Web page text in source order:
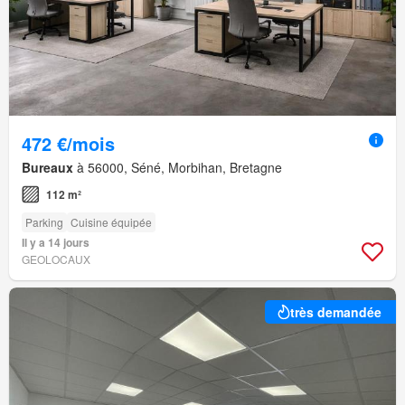
472 €/mois
Bureaux à 56000, Séné, Morbihan, Bretagne
112 m²
Parking Cuisine équipée
Il y a 14 jours
GEOLOCAUX
très demandée